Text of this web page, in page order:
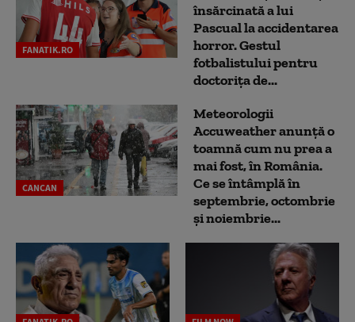
FANATIK.RO
însărcinată a lui
Pascual la accidentarea
horror. Gestul
fotbalistului pentru
doctoriţa de...
CANCAN
Meteorologii
Accuweather anunță o
toamnă cum nu prea a
mai fost, în România.
Ce se întâmplă în
septembrie, octombrie
și noiembrie...